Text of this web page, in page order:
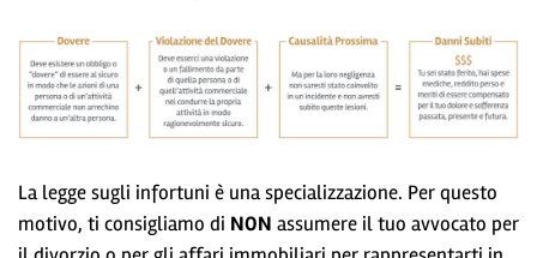
La legge sugli infortuni è una specializzazione. Per questo
motivo, ti consigliamo di NON assumere il tuo avvocato per